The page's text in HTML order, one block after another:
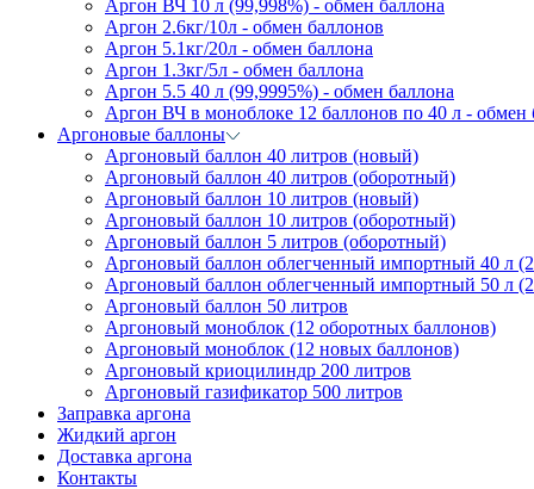
Аргон ВЧ 10 л (99,998%) - обмен баллона
Аргон 2.6кг/10л - обмен баллонов
Аргон 5.1кг/20л - обмен баллона
Аргон 1.3кг/5л - обмен баллона
Аргон 5.5 40 л (99,9995%) - обмен баллона
Аргон ВЧ в моноблоке 12 баллонов по 40 л - обмен
Аргоновые баллоны
Аргоновый баллон 40 литров (новый)
Аргоновый баллон 40 литров (оборотный)
Аргоновый баллон 10 литров (новый)
Аргоновый баллон 10 литров (оборотный)
Аргоновый баллон 5 литров (оборотный)
Аргоновый баллон облегченный импортный 40 л
Аргоновый баллон облегченный импортный 50 л
Аргоновый баллон 50 литров
Аргоновый моноблок (12 оборотных баллонов)
Аргоновый моноблок (12 новых баллонов)
Аргоновый криоцилиндр 200 литров
Аргоновый газификатор 500 литров
Заправка аргона
Жидкий аргон
Доставка аргона
Контакты